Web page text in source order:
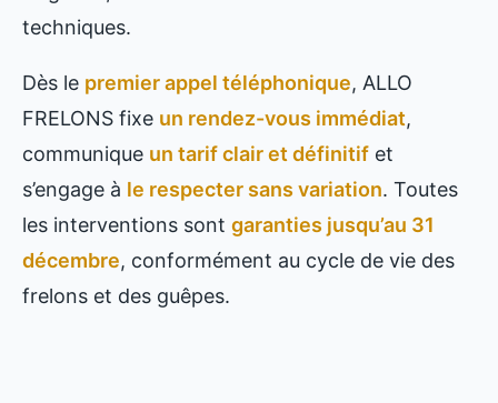
techniques.
Dès le premier appel téléphonique, ALLO
FRELONS fixe un rendez-vous immédiat,
communique un tarif clair et définitif et
s’engage à le respecter sans variation. Toutes
les interventions sont garanties jusqu’au 31
décembre, conformément au cycle de vie des
frelons et des guêpes.